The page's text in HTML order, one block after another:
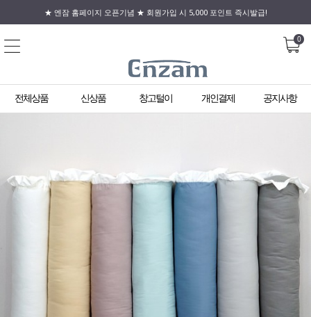
★ 엔잠 홈페이지 오픈기념 ★ 회원가입 시 5,000 포인트 즉시발급!
0
전체상품 신상품 창고털이 개인결제 공지사항